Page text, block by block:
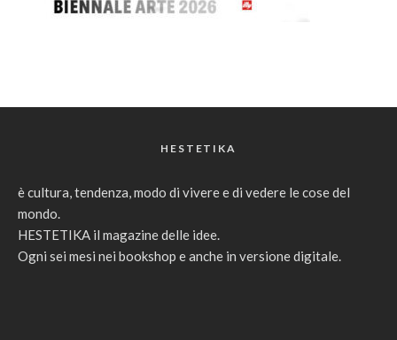
HESTETIKA
è cultura, tendenza, modo di vivere e di vedere le cose del
mondo.
HESTETIKA il magazine delle idee.
Ogni sei mesi nei bookshop e anche in versione digitale.